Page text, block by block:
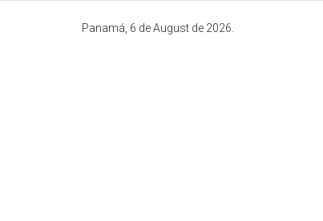
Panamá, 6 de August de 2026.